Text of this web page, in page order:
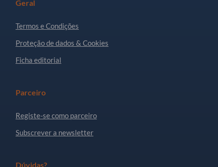
Geral
Termos e Condições
Proteção de dados & Cookies
Ficha editorial
Parceiro
Registe-se como parceiro
Subscrever a newsletter
Dúvidas?